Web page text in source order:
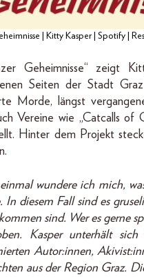
| Kitty Kasper | Spotify |
Geheimnisse“ zeigt
Seiten der Stadt
Morde, längst
Vereine wie „Catcalls of
Hinter dem Projekt
wundere ich mich,
In diesem Fall sind es
sind. Wer es gerne
Kasper unterhält
Autor:innen,
aus der Region Graz.